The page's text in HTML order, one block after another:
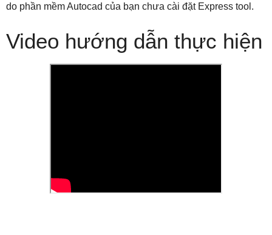
do phần mềm Autocad của bạn chưa cài đặt Express tool.
Video hướng dẫn thực hiện